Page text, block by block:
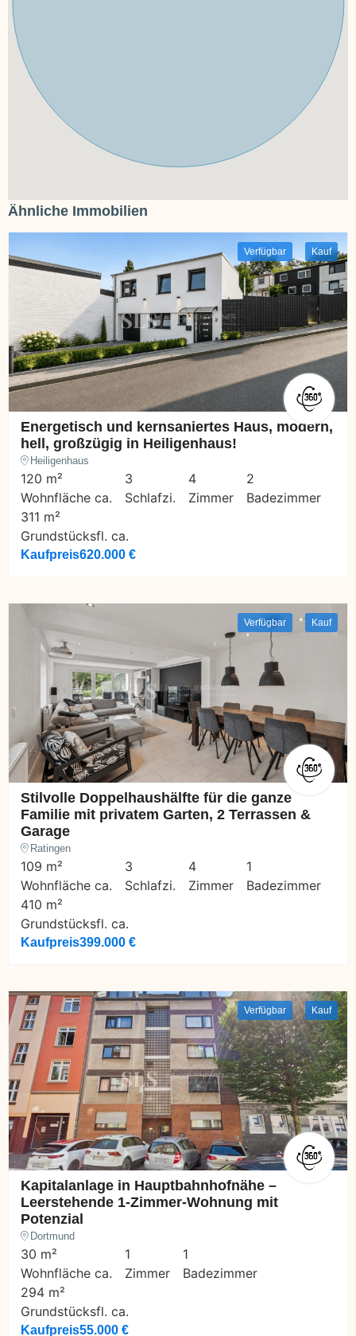
Ähnliche Immobilien
Verfügbar Kauf
Energetisch und kernsaniertes Haus, modern,
hell, großzügig in Heiligenhaus!
Heiligenhaus
120 m²
Wohnfläche ca.
3
Schlafzi.
4
Zimmer
2
Badezimmer
311 m²
Grundstücksfl. ca.
Kaufpreis620.000 €
Verfügbar Kauf
Stilvolle Doppelhaushälfte für die ganze
Familie mit privatem Garten, 2 Terrassen &
Garage
Ratingen
109 m²
Wohnfläche ca.
3
Schlafzi.
4
Zimmer
1
Badezimmer
410 m²
Grundstücksfl. ca.
Kaufpreis399.000 €
Verfügbar Kauf
Kapitalanlage in Hauptbahnhofnähe –
Leerstehende 1-Zimmer-Wohnung mit
Potenzial
Dortmund
30 m²
Wohnfläche ca.
1
Zimmer
1
Badezimmer
294 m²
Grundstücksfl. ca.
Kaufpreis55.000 €